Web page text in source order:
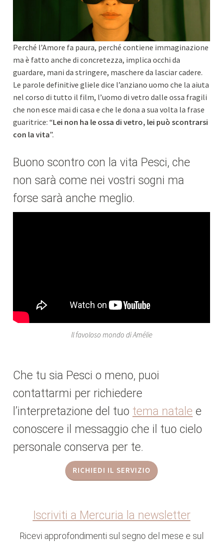
Perché l’Amore fa paura, perché contiene immaginazione
ma è fatto anche di concretezza, implica occhi da
guardare, mani da stringere, maschere da lasciar cadere.
Le parole definitive gliele dice l’anziano uomo che la aiuta
nel corso di tutto il film, l’uomo di vetro dalle ossa fragili
che non esce mai di casa e che le dona a sua volta la frase
guaritrice: “Lei non ha le ossa di vetro, lei può scontrarsi
con la vita”.
Buono scontro con la vita Pesci, che
non sarà come nei vostri sogni ma
forse sarà anche meglio.
Il favoloso mondo di Amélie
Che tu sia Pesci o meno, puoi
contattarmi per richiedere
l’interpretazione del tuo tema natale e
conoscere il messaggio che il tuo cielo
personale conserva per te.
RICHIEDI IL SERVIZIO
Iscriviti a Mercuria la newsletter
Ricevi approfondimenti sul segno del mese e sul